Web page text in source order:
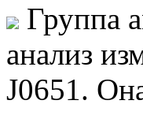
Группа
анализ
J0651.